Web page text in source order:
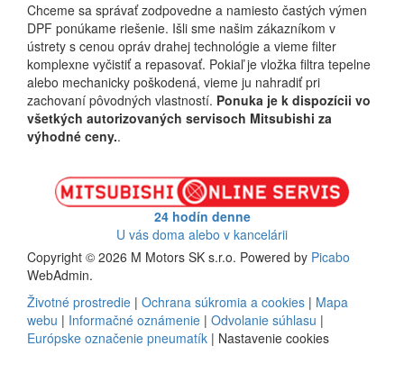
Chceme sa správať zodpovedne a namiesto častých výmen
DPF ponúkame riešenie. Išli sme našim zákazníkom v
ústrety s cenou opráv drahej technológie a vieme filter
komplexne vyčistiť a repasovať. Pokiaľ je vložka filtra tepelne
alebo mechanicky poškodená, vieme ju nahradiť pri
zachovaní pôvodných vlastností. Ponuka je k dispozícii vo
všetkých autorizovaných servisoch Mitsubishi za
výhodné ceny..
24 hodín denne
U vás doma alebo v kancelárii
Copyright © 2026 M Motors SK s.r.o. Powered by Picabo
WebAdmin.
Životné prostredie | Ochrana súkromia a cookies | Mapa
webu | Informačné oznámenie | Odvolanie súhlasu |
Európske označenie pneumatík | Nastavenie cookies